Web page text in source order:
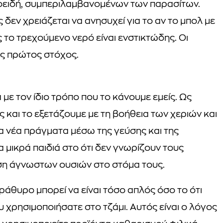
συμπεριλαμβανομένων των παρασίτων.
χρειάζεται να ανησυχεί για το αν το μπολ με
τρεχούμενο νερό είναι ενστικτώδης. Οι
πρώτος στόχος.
τον ίδιο τρόπο που το κάνουμε εμείς. Ως
και το εξετάζουμε με τη βοήθεια των χεριών και
νέα πράγματα μέσω της γεύσης και της
παιδιά στο ότι δεν γνωρίζουν τους
άγνωστων ουσιών στο στόμα τους.
μπορεί να είναι τόσο απλός όσο το ότι
στο τζάμι. Αυτός είναι ο λόγος